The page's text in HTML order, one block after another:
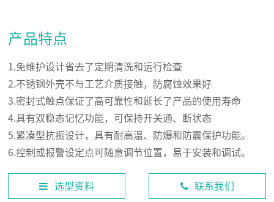
产品特点
1.免维护设计省去了定期清洗和运行检查
2.不锈钢外壳不与工艺介质接触，防腐蚀效果好
3.密封式触点保证了高可靠性和延长了产品的使用寿命
4.具有双稳态记忆功能，可保持开关通、断状态
5.紧凑型抗振设计，具有耐高温、防爆和防震保护功能。
6.控制或报警设定点可随意调节位置，易于安装和调试。
选型资料 联系我们